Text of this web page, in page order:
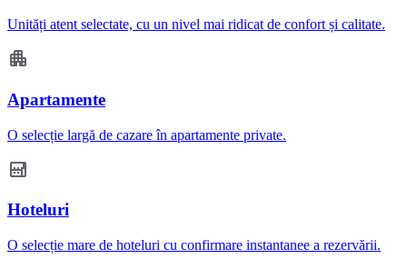
Unități atent selectate, cu un nivel mai ridicat de confort și calitate.
Apartamente
O selecție largă de cazare în apartamente private.
Hoteluri
O selecție mare de hoteluri cu confirmare instantanee a rezervării.